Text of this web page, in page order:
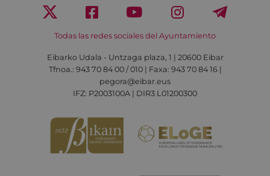
Todas las redes sociales del Ayuntamiento
Eibarko Udala - Untzaga plaza, 1 | 20600 Eibar
Tfnoa.: 943 70 84 00 / 010 | Faxa: 943 70 84 16 |
pegora@eibar.eus
IFZ: P2003100A | DIR3 L01200300